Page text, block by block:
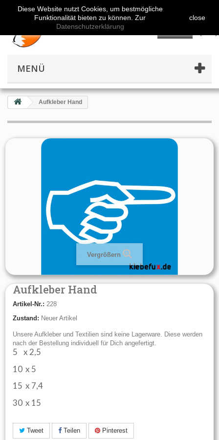
MENÜ
Aufkleber Hand
Vergrößern
Aufkleber Hand
Artikel-Nr.: 228
Zustand: Neuer Artikel
Unsere Aufkleber und Textilien sind keine Lagerware. Diese werden
nach der Bestellung individuell für Dich angefertigt.
5 x 2,5
10 x 5
15 x 7,4
30 x 15
Tweet Teilen Pinterest
Diese Website nutzt Cookies, um bestmögliche
Funktionalität bieten zu können. Zur
Datenschutzerklärung
close